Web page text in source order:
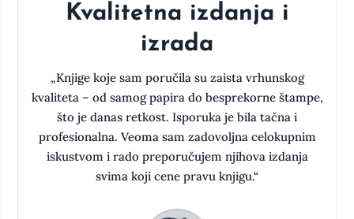
Kvalitetna izdanja i
izrada
„Knjige koje sam poručila su zaista vrhunskog
kvaliteta – od samog papira do besprekorne štampe,
što je danas retkost. Isporuka je bila tačna i
profesionalna. Veoma sam zadovoljna celokupnim
iskustvom i rado preporučujem njihova izdanja
svima koji cene pravu knjigu.“